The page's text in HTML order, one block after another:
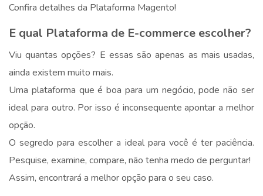
Confira detalhes da Plataforma Magento!
E qual Plataforma de E-commerce escolher?
Viu quantas opções? E essas são apenas as mais usadas,
ainda existem muito mais.
Uma plataforma que é boa para um negócio, pode não ser
ideal para outro. Por isso é inconsequente apontar a melhor
opção.
O segredo para escolher a ideal para você é ter paciência.
Pesquise, examine, compare, não tenha medo de perguntar!
Assim, encontrará a melhor opção para o seu caso.